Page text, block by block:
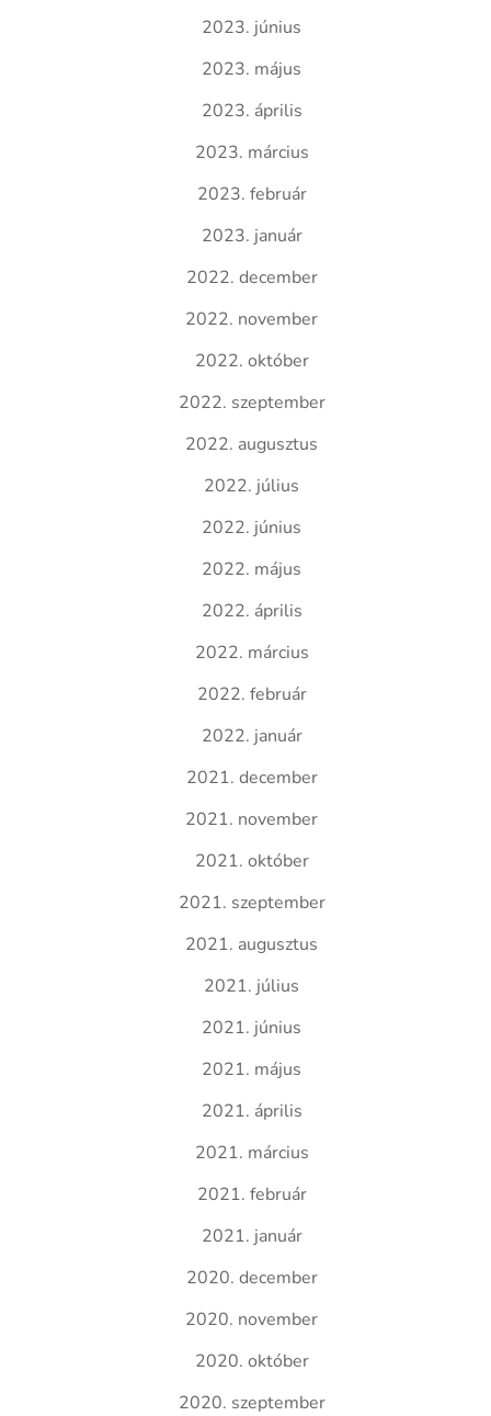
2023. június
2023. május
2023. április
2023. március
2023. február
2023. január
2022. december
2022. november
2022. október
2022. szeptember
2022. augusztus
2022. július
2022. június
2022. május
2022. április
2022. március
2022. február
2022. január
2021. december
2021. november
2021. október
2021. szeptember
2021. augusztus
2021. július
2021. június
2021. május
2021. április
2021. március
2021. február
2021. január
2020. december
2020. november
2020. október
2020. szeptember